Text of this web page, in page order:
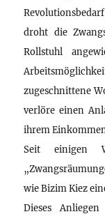
droht die
Rollstuhl
zugeschnittene
verlöre einen
ihrem
Seit einigen
wie Bizim Kiez
Dieses